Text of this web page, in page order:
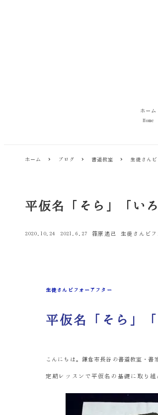
ホーム
Home
ホーム ブログ 書道教室 生徒さん
平仮名「そら」「い
2020.10.24
2021.6.27
著
篠原遙己 カテゴリー
生徒さんビ
生徒さんビフォーアフター
平仮名「そら」
こんにちは。鎌倉市長谷の書道教室・
定期レッスンで平仮名の基礎に取り